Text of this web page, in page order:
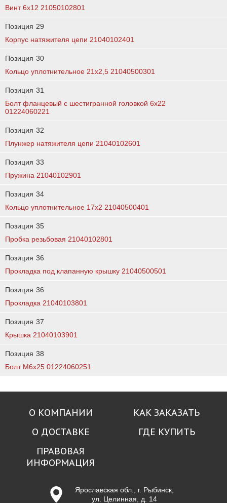
Винт 6х12 21050102801
Позиция 29
Корпус натяжителя цепи 21040102401
Позиция 30
Кольцо уплотнительное 21х2,5 21040500301
Позиция 31
Болт фланцевый с шестигранной головкой 6x22
01224060221
Позиция 32
Плунжер натяжителя цепи 21040102601
Позиция 33
Пружина 21040102901
Позиция 34
Кольцо уплотнительное 17х2 21040500401
Позиция 35
Пробка резьбовая 21040102801
Позиция 36
Прокладка под клапанную крышку 21040500501
Позиция 36
Прокладка 21040103801
Позиция 37
Крышка 21040103901
Позиция 38
Болт М6х25 01224060251
О КОМПАНИИ
КАК ЗАКАЗАТЬ
О ДОСТАВКЕ
ГДЕ КУПИТЬ
ПРАВОВАЯ
ИНФОРМАЦИЯ
Ярославская обл., г. Рыбинск,
ул. Целинная, д. 14